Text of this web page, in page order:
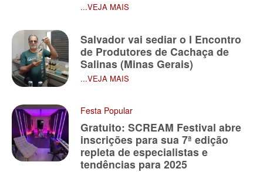
...VEJA MAIS
Salvador vai sediar o I Encontro
de Produtores de Cachaça de
Salinas (Minas Gerais)
...VEJA MAIS
Festa Popular
Gratuito: SCREAM Festival abre
inscrições para sua 7ª edição
repleta de especialistas e
tendências para 2025